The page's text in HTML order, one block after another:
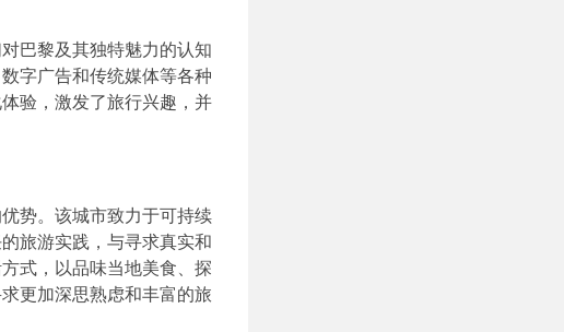
巴黎及其独特魅力的认知
字广告和传统媒体等各种
验，激发了旅行兴趣，并
势。该城市致力于可持续
旅游实践，与寻求真实和
式，以品味当地美食、探
更加深思熟虑和丰富的旅